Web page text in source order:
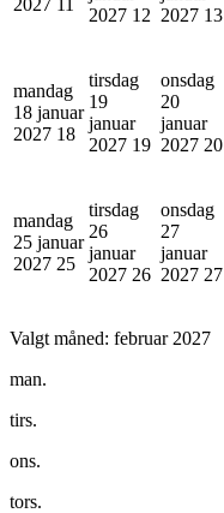
2027 12 2027 13
mandag
18 januar
2027 18
tirsdag
19
januar
2027 19
onsdag
20
januar
2027 20
mandag
25 januar
2027 25
tirsdag
26
januar
2027 26
onsdag
27
januar
2027 27
Valgt måned: februar 2027
man.
tirs.
ons.
tors.